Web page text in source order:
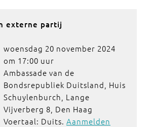
externe partij
woensdag 20 november 2024
om 17:00 uur
Ambassade van de
Bondsrepubliek Duitsland, Huis
Schuylenburch, Lange
Vijverberg 8, Den Haag
Voertaal: Duits. Aanmelden